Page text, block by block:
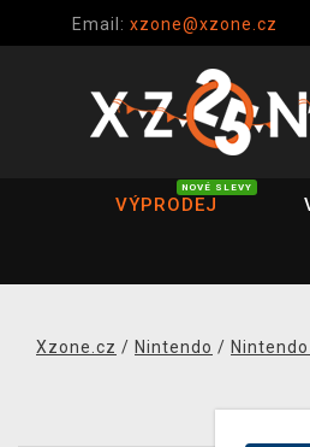
Email: xzone@xzone.cz
VÝPRODEJ
NOVÉ SLEVY
Xzone.cz / Nintendo /